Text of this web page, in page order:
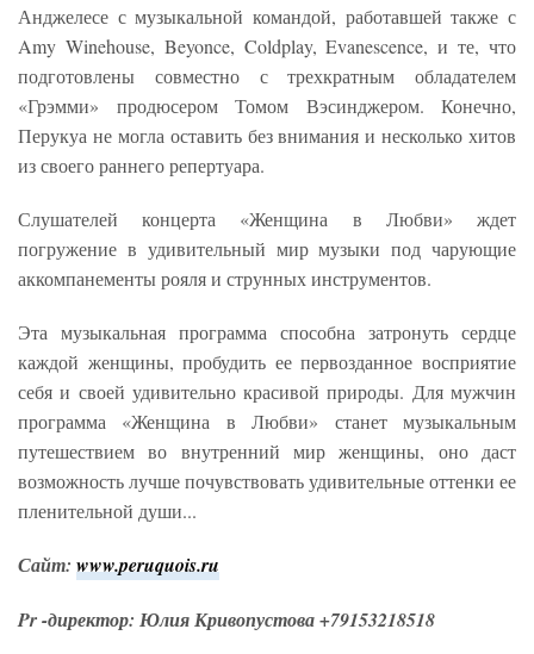
Анджелесе с музыкальной командой, работавшей также с
Amy Winehouse, Beyonce, Coldplay, Evanescence, и те, что
подготовлены совместно с трехкратным обладателем
«Грэмми» продюсером Томом Вэсинджером. Конечно,
Перукуа не могла оставить без внимания и несколько хитов
из своего раннего репертуара.
Слушателей концерта «Женщина в Любви» ждет
погружение в удивительный мир музыки под чарующие
аккомпанементы рояля и струнных инструментов.
Эта музыкальная программа способна затронуть сердце
каждой женщины, пробудить ее первозданное восприятие
себя и своей удивительно красивой природы. Для мужчин
программа «Женщина в Любви» станет музыкальным
путешествием во внутренний мир женщины, оно даст
возможность лучше почувствовать удивительные оттенки ее
пленительной души...
Сайт: www.peruquois.ru
Pr -директор: Юлия Кривопустова +79153218518